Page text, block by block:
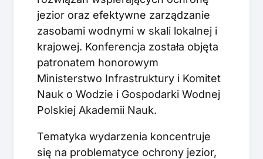
jezior oraz efektywne zarządzanie
zasobami wodnymi w skali lokalnej i
krajowej. Konferencja została objęta
patronatem honorowym
Ministerstwo Infrastruktury i Komitet
Nauk o Wodzie i Gospodarki Wodnej
Polskiej Akademii Nauk.
Tematyka wydarzenia koncentruje
się na problematyce ochrony jezior,